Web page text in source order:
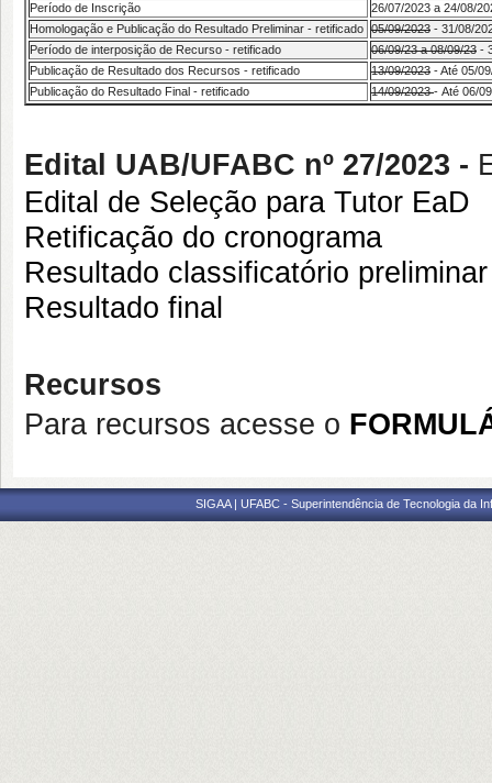
Período de Inscrição
26/07/2023 a 24/08/
Homologação e Publicação do Resultado Preliminar - retificado 05/09/2023 - 31/08/
Período de interposição de Recurso - retificado
06/09/23 a 08/09/23 -
Publicação de Resultado dos Recursos - retificado
13/09/2023 - Até 05/
Publicação do Resultado Final - retificado
14/09/2023- Até 06/
Edital UAB/UFABC nº 27/2023 -
Edital de Seleção para Tutor EaD
Retificação do cronograma
Resultado classificatório preliminar
Resultado final
Recursos
Para recursos acesse o
SIGAA | UFABC - Superintendência de Tecnologia da